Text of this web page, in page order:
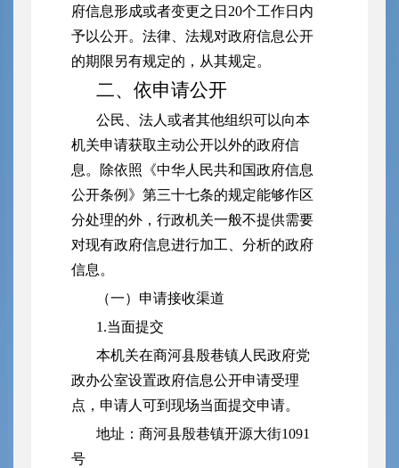
府信息形成或者变更之日20个工作日内
予以公开。法律、法规对政府信息公开
的期限另有规定的，从其规定。
二、依申请公开
公民、法人或者其他组织可以向本
机关申请获取主动公开以外的政府信
息。除依照《中华人民共和国政府信息
公开条例》第三十七条的规定能够作区
分处理的外，行政机关一般不提供需要
对现有政府信息进行加工、分析的政府
信息。
（一）申请接收渠道
1.当面提交
本机关在商河县殷巷镇人民政府党
政办公室设置政府信息公开申请受理
点，申请人可到现场当面提交申请。
地址： 商河县殷巷镇开源大街1091
号